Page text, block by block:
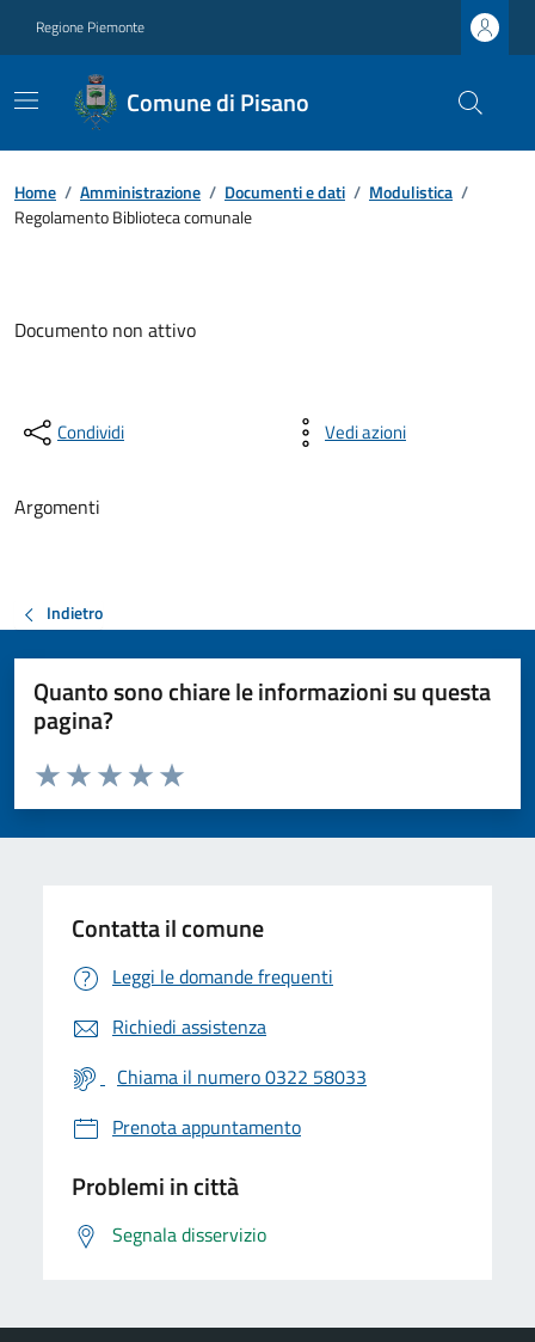
Regione Piemonte
Comune di Pisano
Home / Amministrazione / Documenti e dati / Modulistica /
Regolamento Biblioteca comunale
Documento non attivo
Condividi Vedi azioni
Argomenti
Indietro
Quanto sono chiare le informazioni su questa
pagina?
Valuta da 1 a 5 stelle la pagina
Valuta 5 stelle su 5
Valuta 4 stelle su 5
Valuta 3 stelle su 5
Valuta 2 stelle su 5
Valuta 1 stelle su 5
Contatta il comune
Leggi le domande frequenti
Richiedi assistenza
Chiama il numero 0322 58033
Prenota appuntamento
Problemi in città
Segnala disservizio